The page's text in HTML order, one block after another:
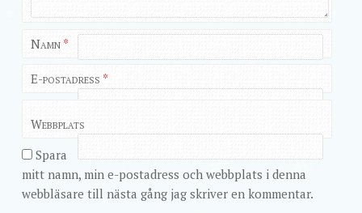
Namn *
E-postadress *
Webbplats
Spara
mitt namn, min e-postadress och webbplats i denna
webbläsare till nästa gång jag skriver en kommentar.